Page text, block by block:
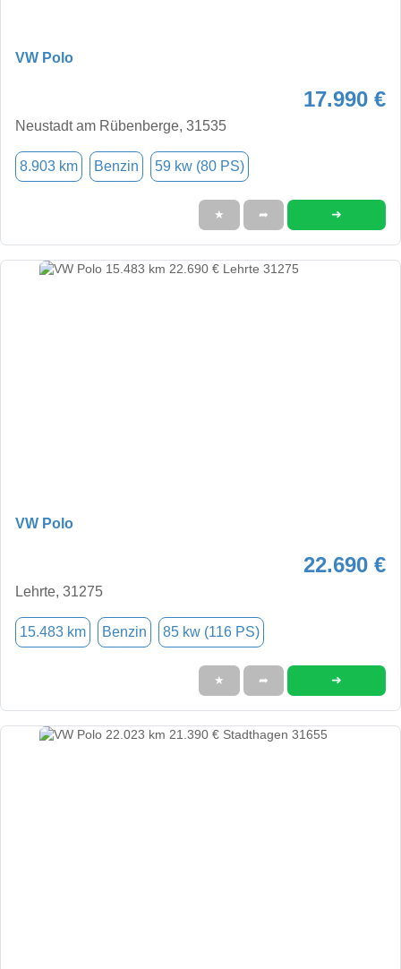
VW Polo
17.990 €
Neustadt am Rübenberge, 31535
8.903 km Benzin 59 kw (80 PS)
★ ➦ ➜
VW Polo
22.690 €
Lehrte, 31275
15.483 km Benzin 85 kw (116 PS)
★ ➦ ➜